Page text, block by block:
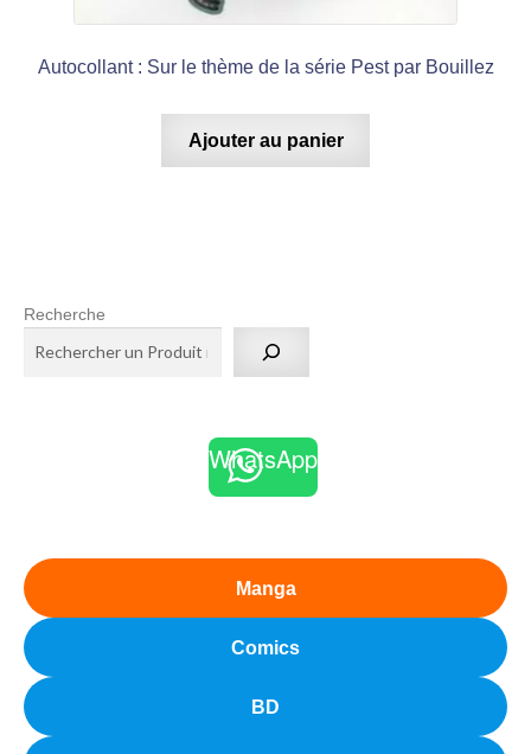
Autocollant : Sur le thème de la série Pest par Bouillez
Ajouter au panier
Recherche
WhatsApp
Manga
Comics
BD